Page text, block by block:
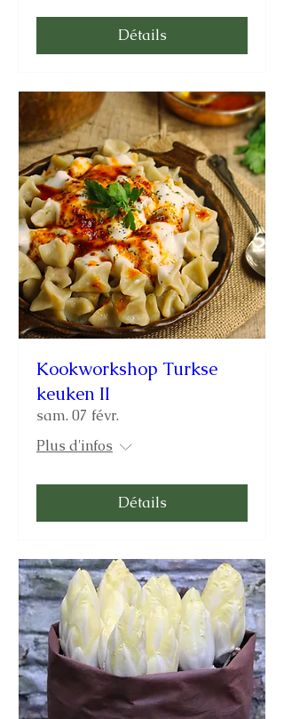
Détails
Kookworkshop Turkse
keuken II
sam. 07 févr.
Plus d'infos
Détails